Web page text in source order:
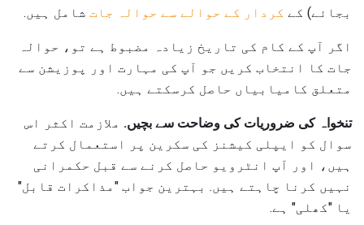
بجائے) کے کردار کے حوالے سے حوالہ جات شامل ہیں.
اگر آپ کے کام کی تاریخ زیادہ مضبوط ہے تو، حوالہ
جات کا انتخاب کریں جو آپ کی مہارت اور پوزیشن سے
متعلق کامیابیاں حاصل کرسکتے ہیں.
تنخواہ کی ضروریات کی وضاحت سے بچیں. ملازمت اکثر اس
سوال کو ایپلی کیشنز کی سکرین پر استعمال کرتے
ہیں، اور آپ انٹرویو حاصل کرنے سے قبل حکمرانی
نہیں کرنا چاہتے ہیں. بہترین جواب "مذاکرات قابل"
یا "کھلی" ہے.